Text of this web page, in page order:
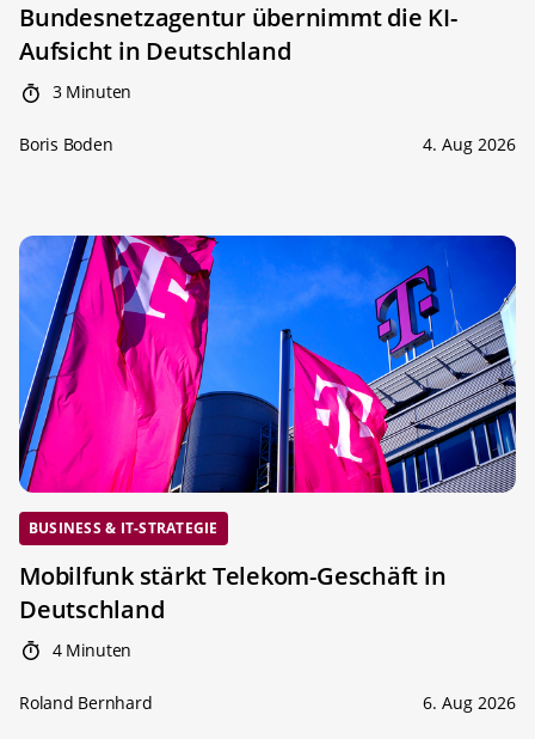
Bundesnetzagentur übernimmt die KI-
Aufsicht in Deutschland
3 Minuten
Boris Boden 4. Aug 2026
BUSINESS & IT-STRATEGIE
Mobilfunk stärkt Telekom-Geschäft in
Deutschland
4 Minuten
Roland Bernhard 6. Aug 2026